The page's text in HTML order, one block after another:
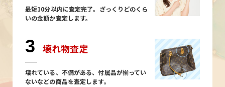
最短10分以内に査定完了。ざっくりどのくら
いの金額か査定します。
3 壊れ物査定
壊れている、不備がある、付属品が揃ってい
ないなどの商品を査定します。